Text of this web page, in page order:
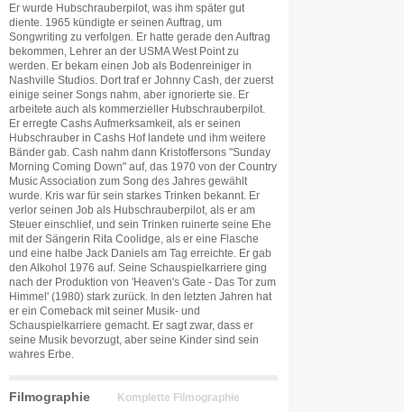
Er wurde Hubschrauberpilot, was ihm später gut
diente. 1965 kündigte er seinen Auftrag, um
Songwriting zu verfolgen. Er hatte gerade den Auftrag
bekommen, Lehrer an der USMA West Point zu
werden. Er bekam einen Job als Bodenreiniger in
Nashville Studios. Dort traf er Johnny Cash, der zuerst
einige seiner Songs nahm, aber ignorierte sie. Er
arbeitete auch als kommerzieller Hubschrauberpilot.
Er erregte Cashs Aufmerksamkeit, als er seinen
Hubschrauber in Cashs Hof landete und ihm weitere
Bänder gab. Cash nahm dann Kristoffersons "Sunday
Morning Coming Down" auf, das 1970 von der Country
Music Association zum Song des Jahres gewählt
wurde. Kris war für sein starkes Trinken bekannt. Er
verlor seinen Job als Hubschrauberpilot, als er am
Steuer einschlief, und sein Trinken ruinerte seine Ehe
mit der Sängerin Rita Coolidge, als er eine Flasche
und eine halbe Jack Daniels am Tag erreichte. Er gab
den Alkohol 1976 auf. Seine Schauspielkarriere ging
nach der Produktion von 'Heaven's Gate - Das Tor zum
Himmel' (1980) stark zurück. In den letzten Jahren hat
er ein Comeback mit seiner Musik- und
Schauspielkarriere gemacht. Er sagt zwar, dass er
seine Musik bevorzugt, aber seine Kinder sind sein
wahres Erbe.
Filmographie Komplette Filmographie